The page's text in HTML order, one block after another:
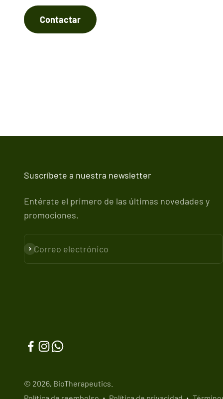
Contactar
Suscríbete a nuestra newsletter
Entérate el primero de las últimas novedades y
promociones.
Correo electrónico
Suscribirse
© 2026, BioTherapeutics.